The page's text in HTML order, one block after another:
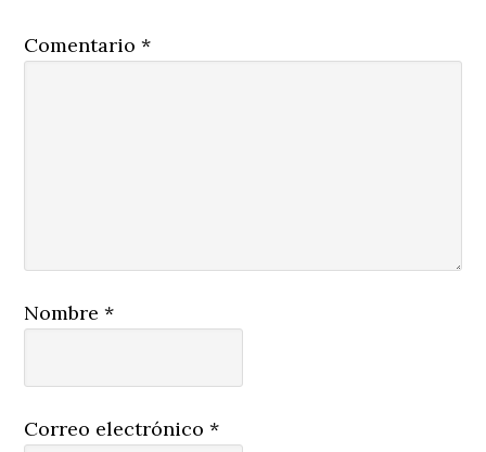
Comentario*
Nombre*
Correo electrónico*